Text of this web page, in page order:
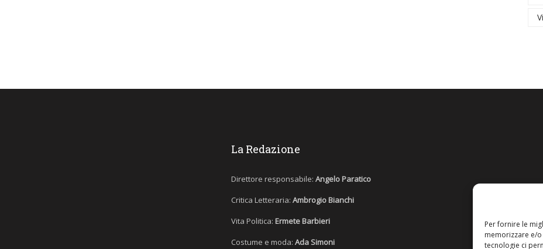
Per fornire le
memorizzare e/
tecnologie ci
La Redazione
Direttore responsabile: Angelo Paratico
Critica Letteraria: Ambrogio Bianchi
Vita Politica: Ermete Barbieri
Costume e moda: Ada Simoni